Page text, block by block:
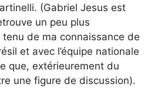
(Gabriel Jesus est
un peu plus
de ma connaissance de
et avec l’équipe nationale
que, extérieurement du
une figure de discussion).